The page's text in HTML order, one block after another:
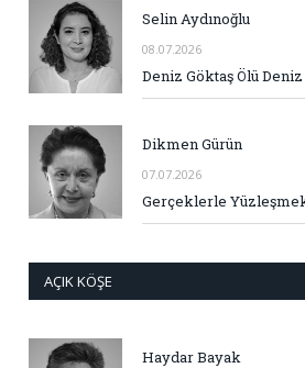
Selin Aydınoğlu
08.07.2026
Deniz Göktaş Ölü
Dikmen Gürün
07.07.2026
Gerçeklerle
AÇIK KÖŞE
Haydar Bayak